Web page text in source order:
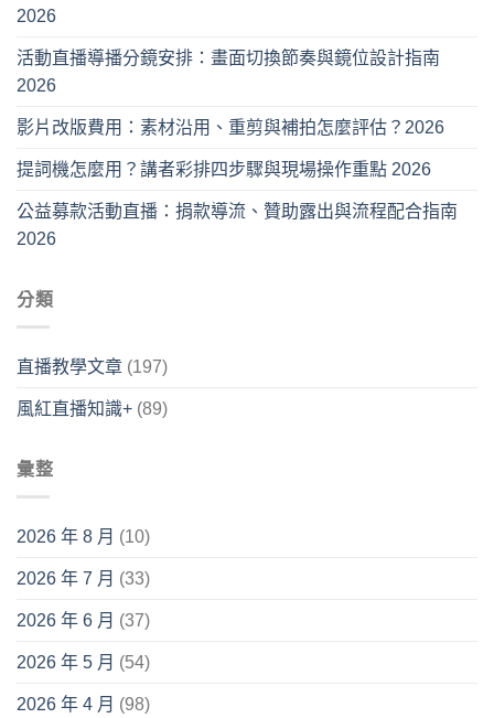
2026
活動直播導播分鏡安排：畫面切換節奏與鏡位設計指南
2026
影片改版費用：素材沿用、重剪與補拍怎麼評估？2026
提詞機怎麼用？講者彩排四步驟與現場操作重點 2026
公益募款活動直播：捐款導流、贊助露出與流程配合指南
2026
分類
直播教學文章 (197)
風紅直播知識+ (89)
彙整
2026 年 8 月 (10)
2026 年 7 月 (33)
2026 年 6 月 (37)
2026 年 5 月 (54)
2026 年 4 月 (98)